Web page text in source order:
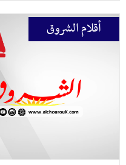
أقلام الشروق